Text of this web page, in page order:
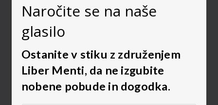
Naročite se na naše
glasilo
Ostanite v stiku z združenjem
Liber Menti, da ne izgubite
nobene pobude in dogodka.